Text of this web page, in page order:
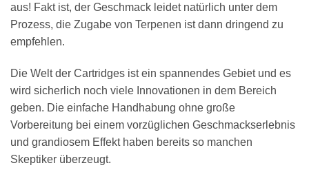
aus! Fakt ist, der Geschmack leidet natürlich unter dem
Prozess, die Zugabe von Terpenen ist dann dringend zu
empfehlen.
Die Welt der Cartridges ist ein spannendes Gebiet und es
wird sicherlich noch viele Innovationen in dem Bereich
geben. Die einfache Handhabung ohne große
Vorbereitung bei einem vorzüglichen Geschmackserlebnis
und grandiosem Effekt haben bereits so manchen
Skeptiker überzeugt.